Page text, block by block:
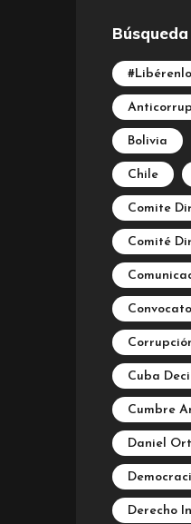
Bolivia
Chile
Comite
Comité
Cuba
Cumbre
Daniel
Derecho